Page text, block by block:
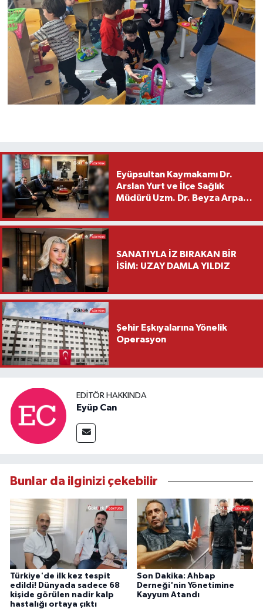
Eyüpsultan Kaymakamı Dr.
Arslan Yurt ve İlçe Sağlık
Müdürü Uzm. Dr. Beyza Arpacı
Ziyareti
SANATIYLA İZ BIRAKAN BİR
İSİM: UZAY DAMLA YILDIZ
Şehir Eşkıyalarına Yönelik
Operasyon
EDITÖR HAKKINDA
Eyüp Can
Bunlar da ilginizi çekebilir
Türkiye'de ilk kez tespit
edildi! Dünyada sadece 68
kişide görülen nadir kalp
hastalığı ortaya çıktı
Son Dakika: Ahbap
Derneği'nin Yönetimine
Kayyum Atandı